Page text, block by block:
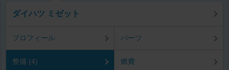
ダイハツ ミゼット
プロフィール パーツ
整備 (4) 燃費